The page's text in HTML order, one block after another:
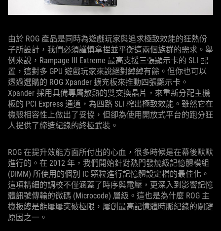
由於 ROG 產品是同時為遊戲玩家與追求極致效能的狂熱份
子所設計，我們必須謹慎拿捏並平衡這兩個族群的需求。舉
例來說，Rampage III Extreme 最高支援三張顯示卡的 SLI 配
置，這對多 GPU 遊戲玩家來說絕對綽綽有餘。但你也可以
透過選購的 ROG Xpander 擴充板來推動四張顯示卡。
Xpander 採用具備專屬散熱的雙交換晶片，來重新分配主機
板的 PCI Express 通道，為四路 SLI 榨出極致效能。雖然它在
機殼相容性上做出了妥協，但卻為使用開放式平台的跑分狂
人提供了締造紀錄的終極武裝。
ROG 在提升效能方面所付出的心血，很多時候是在幕後默默
進行的。在 2012 年，我們開始針對熱門發燒級記憶體模組
(DIMM) 所使用的個別 IC 顆粒進行記憶體設定檔的最佳化。
這項精細的調校不僅涵蓋了時序與電壓，更深入到影響記憶
體訊號傳輸的微碼 (Microcode) 層級。這也是為什麼 ROG 主
機板總是能屢屢突破極限，屢創最高記憶體時脈紀錄的關鍵
原因之一。